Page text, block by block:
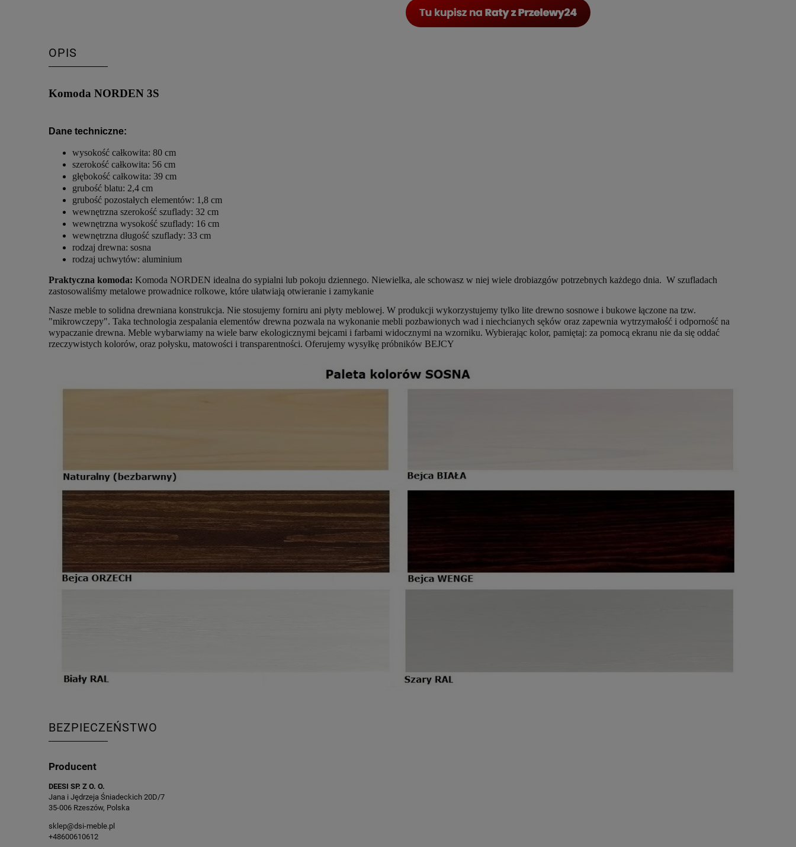
OPIS
Komoda NORDEN 3S
Dane techniczne:
wysokość całkowita: 80 cm
szerokość całkowita: 56 cm
głębokość całkowita: 39 cm
grubość blatu: 2,4 cm
grubość pozostałych elementów: 1,8 cm
wewnętrzna szerokość szuflady: 32 cm
wewnętrzna wysokość szuflady: 16 cm
wewnętrzna długość szuflady: 33 cm
rodzaj drewna: sosna
rodzaj uchwytów: aluminium
Praktyczna komoda: Komoda NORDEN idealna do sypialni lub pokoju dziennego. Niewielka, ale schowasz w niej wiele drobiazgów potrzebnych każdego dnia. W szufladach
zastosowaliśmy metalowe prowadnice rolkowe, które ułatwiają otwieranie i zamykanie
Nasze meble to solidna drewniana konstrukcja. Nie stosujemy forniru ani płyty meblowej. W produkcji wykorzystujemy tylko lite drewno sosnowe i bukowe łączone na tzw.
"mikrowczepy". Taka technologia zespalania elementów drewna pozwala na wykonanie mebli pozbawionych wad i niechcianych sęków oraz zapewnia wytrzymałość i odporność na
wypaczanie drewna. Meble wybarwiamy na wiele barw ekologicznymi bejcami i farbami widocznymi na wzorniku. Wybierając kolor, pamiętaj: za pomocą ekranu nie da się oddać
rzeczywistych kolorów, oraz połysku, matowości i transparentności. Oferujemy wysyłkę próbników BEJCY
BEZPIECZEŃSTWO
Producent
DEESI SP. Z O. O.
Jana i Jędrzeja Śniadeckich 20D/7
35-006 Rzeszów, Polska
sklep@dsi-meble.pl
+48600610612